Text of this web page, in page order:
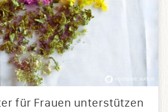
für Frauen unterstützen